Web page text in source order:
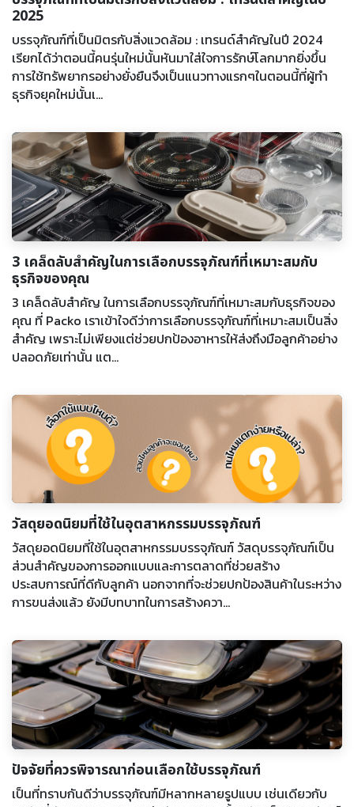
2025
บรรจุภัณฑ์ที่เป็นมิตรกับสิ่งแวดล้อม : เทรนด์สำคัญในปี 2024
เรียกได้ว่าตอนนี้คนรุ่นใหม่นั้นหันมาใส่ใจการรักษ์โลกมากยิ่งขึ้น
การใช้ทรัพยากรอย่างยั่งยืนจึงเป็นแนวทางแรกๆในตอนนี้ที่ผู้ทำ
ธุรกิจยุคใหม่นั้นเ...
3 เคล็ดลับสำคัญในการเลือกบรรจุภัณฑ์ที่เหมาะสมกับ
ธุรกิจของคุณ
3 เคล็ดลับสำคัญ ในการเลือกบรรจุภัณฑ์ที่เหมาะสมกับธุรกิจของ
คุณ ที่ Packo เราเข้าใจดีว่าการเลือกบรรจุภัณฑ์ที่เหมาะสมเป็นสิ่ง
สำคัญ เพราะไม่เพียงแต่ช่วยปกป้องอาหารให้ส่งถึงมือลูกค้าอย่าง
ปลอดภัยเท่านั้น แต...
วัสดุยอดนิยมที่ใช้ในอุตสาหกรรมบรรจุภัณฑ์
วัสดุยอดนิยมที่ใช้ในอุตสาหกรรมบรรจุภัณฑ์ วัสดุบรรจุภัณฑ์เป็น
ส่วนสำคัญของการออกแบบและการตลาดที่ช่วยสร้าง
ประสบการณ์ที่ดีกับลูกค้า นอกจากที่จะช่วยปกป้องสินค้าในระหว่าง
การขนส่งแล้ว ยังมีบทบาทในการสร้างควา...
ปัจจัยที่ควรพิจารณาก่อนเลือกใช้บรรจุภัณฑ์
เป็นที่ทราบกันดีว่าบรรจุภัณฑ์มีหลากหลายรูปแบบ เช่นเดียวกับ